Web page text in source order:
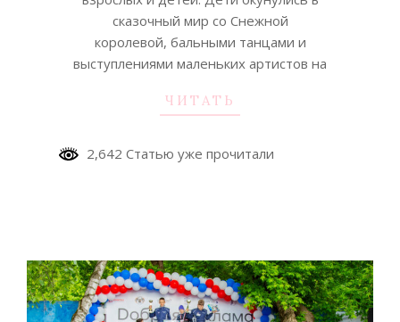
сказочный мир со Снежной
королевой, бальными танцами и
выступлениями маленьких артистов на
ЧИТАТЬ
2,642 Статью уже прочитали